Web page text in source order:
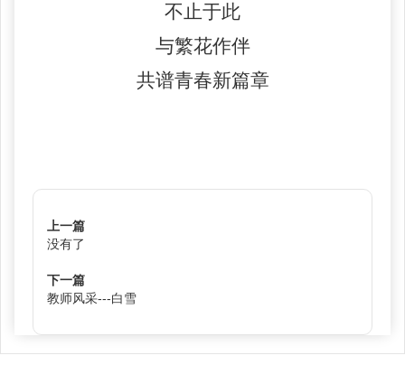
不止于此
与繁花作伴
共谱青春新篇章
上一篇
没有了
下一篇
教师风采---白雪